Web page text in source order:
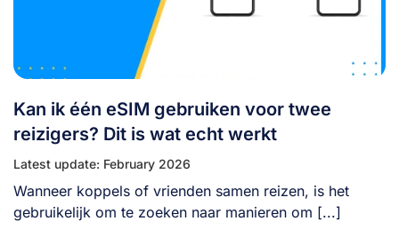
Kan ik één eSIM gebruiken voor twee
reizigers? Dit is wat echt werkt
Latest update: February 2026
Wanneer koppels of vrienden samen reizen, is het
gebruikelijk om te zoeken naar manieren om [...]